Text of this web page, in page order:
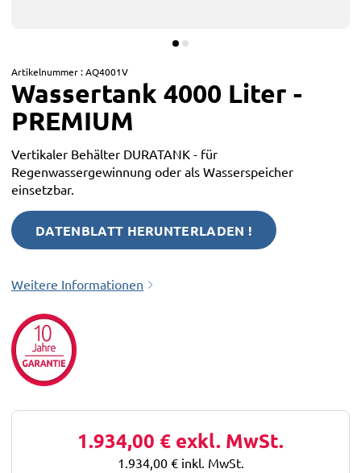
Artikelnummer :AQ4001V
Wassertank 4000 Liter -
PREMIUM
Vertikaler Behälter DURATANK - für
Regenwassergewinnung oder als Wasserspeicher
einsetzbar.
DATENBLATT HERUNTERLADEN !
Weitere Informationen
1.934,00 € exkl. MwSt.
1.934,00 € inkl. MwSt.